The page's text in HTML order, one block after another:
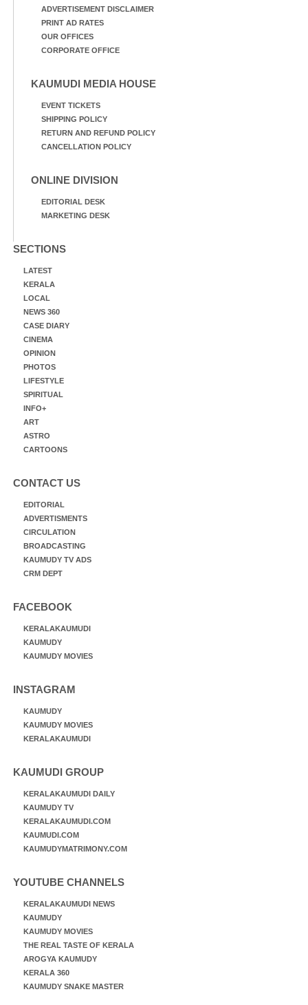
ADVERTISEMENT DISCLAIMER
PRINT AD RATES
OUR OFFICES
CORPORATE OFFICE
KAUMUDI MEDIA HOUSE
EVENT TICKETS
SHIPPING POLICY
RETURN AND REFUND POLICY
CANCELLATION POLICY
ONLINE DIVISION
EDITORIAL DESK
MARKETING DESK
SECTIONS
LATEST
KERALA
LOCAL
NEWS 360
CASE DIARY
CINEMA
OPINION
PHOTOS
LIFESTYLE
SPIRITUAL
INFO+
ART
ASTRO
CARTOONS
CONTACT US
EDITORIAL
ADVERTISMENTS
CIRCULATION
BROADCASTING
KAUMUDY TV ADS
CRM DEPT
FACEBOOK
KERALAKAUMUDI
KAUMUDY
KAUMUDY MOVIES
INSTAGRAM
KAUMUDY
KAUMUDY MOVIES
KERALAKAUMUDI
KAUMUDI GROUP
KERALAKAUMUDI DAILY
KAUMUDY TV
KERALAKAUMUDI.COM
KAUMUDI.COM
KAUMUDYMATRIMONY.COM
YOUTUBE CHANNELS
KERALAKAUMUDI NEWS
KAUMUDY
KAUMUDY MOVIES
THE REAL TASTE OF KERALA
AROGYA KAUMUDY
KERALA 360
KAUMUDY SNAKE MASTER